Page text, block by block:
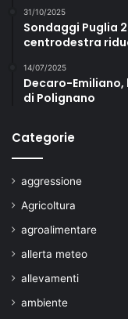
31/10/2025
Sondaggi Puglia
centrodestra
14/07/2025
Decaro-Emiliano,
di Polignano
Categorie
aggressione
Agricoltura
agroalimentare
allerta meteo
allevamenti
ambiente